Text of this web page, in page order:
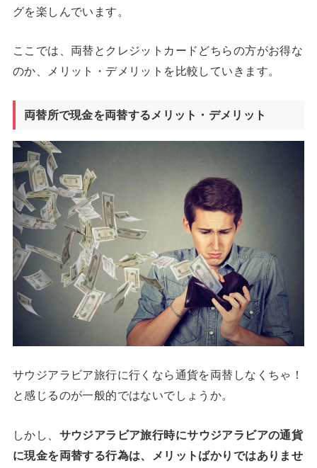
グを楽しんでいます。
ここでは、両替とクレジットカードどちらの方がお得な
のか、メリット・デメリットを比較していきます。
両替所で現金を両替するメリット・デメリット
サウジアラビア旅行に行くなら通貨を両替しなくちゃ！
と感じるのが一般的ではないでしょうか。
しかし、 サウジアラビア旅行時にサウジアラビアの通貨
に現金を両替する行為は、メリットばかりではありませ